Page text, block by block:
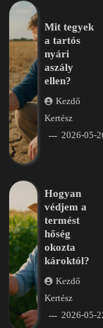
Mit tegyek
a tartós
nyári
aszály
ellen?
Kezdő
Kertész
2026-05-
Hogyan
védjem a
termést
hőség
okozta
károktól?
Kezdő
Kertész
2026-05-